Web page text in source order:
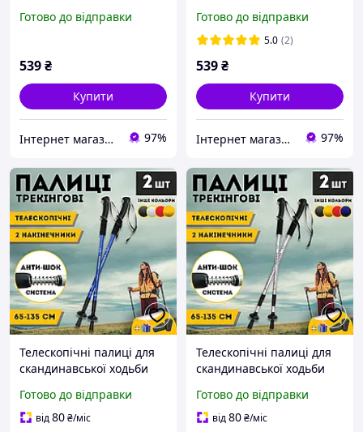
см Синій 2 шт
Готово до відправки
539₴
Купити
Інтернет магазин Sport-Kvartal.com.ua № 1 по спортивним товарам. 97%
135 см Сірий 2 шт
Готово до відправки
5.0 (2)
539₴
Купити
Інтернет магазин Sport-Kvartal.com.ua № 1 по спортивним товарам. 97%
Телескопічні палиці для
скандинавської ходьби
скандинавські 2 шт
ENERGIA сині 3924-1
Готово до відправки
від80₴/міс
Телескопічні палиці для
скандинавської ходьби
скандинавські 2 шт
ENERGIA сірі 3924-1
Готово до відправки
від80₴/міс